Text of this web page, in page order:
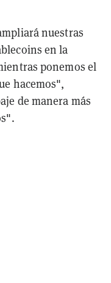
nuestras
en la
ponemos el
hacemos",
de manera más